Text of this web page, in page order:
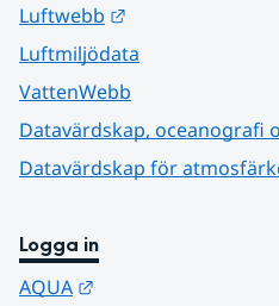
Luftwebb
Luftmiljödata
VattenWebb
Datavärdskap, oceanografi
Datavärdskap för
Logga in
AQUA